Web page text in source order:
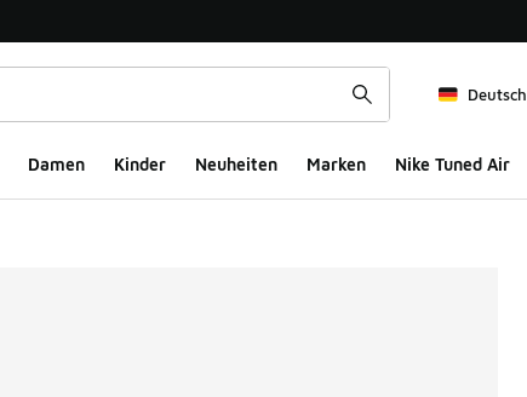
Deutsch
Damen Kinder Neuheiten Marken Nike Tuned Air